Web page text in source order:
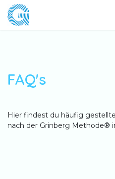
Zum Inhalt springen
FAQ's
Hier findest du häufig
nach der Grinberg Methode®